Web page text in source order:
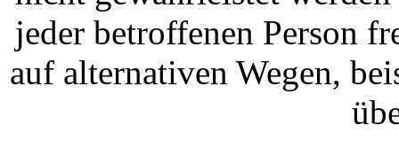
jeder betroffenen Person
auf alternativen Wegen,